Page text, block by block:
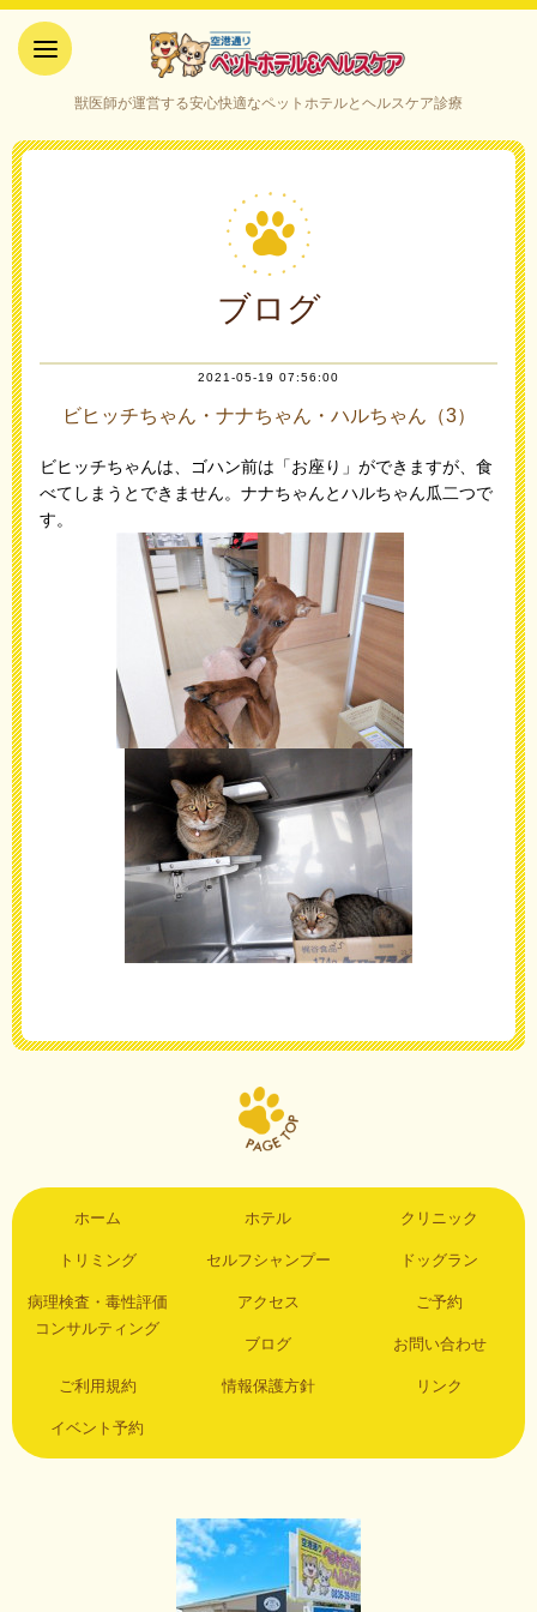
ケア｜山口県宇部市
獣医師が運営する安心快適なペットホテルとヘルスケア診療
ブログ
2021-05-19 07:56:00
ビヒッチちゃん・ナナちゃん・ハルちゃん（3）
ビヒッチちゃんは、ゴハン前は「お座り」ができますが、食
べてしまうとできません。ナナちゃんとハルちゃん瓜二つで
す。
ホーム ホテル クリニック
トリミング セルフシャンプー ドッグラン
病理検査・毒性評価
コンサルティング
アクセス ご予約
ブログ お問い合わせ
ご利用規約 情報保護方針 リンク
イベント予約